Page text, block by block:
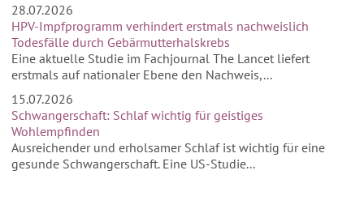
28.07.2026
HPV-Impfprogramm verhindert erstmals nachweislich
Todesfälle durch Gebärmutterhalskrebs
Eine aktuelle Studie im Fachjournal The Lancet liefert
erstmals auf nationaler Ebene den Nachweis,...
15.07.2026
Schwangerschaft: Schlaf wichtig für geistiges
Wohlempfinden
Ausreichender und erholsamer Schlaf ist wichtig für eine
gesunde Schwangerschaft. Eine US-Studie...